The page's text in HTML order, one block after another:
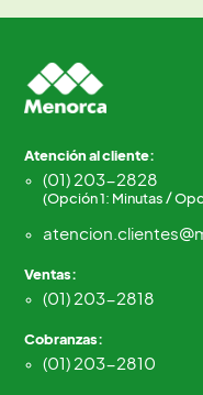
Atención al cliente:
(01) 203-2828
(Opción 1: Minutas /
Ventas:
(01) 203-2818
Cobranzas:
(01) 203-2810